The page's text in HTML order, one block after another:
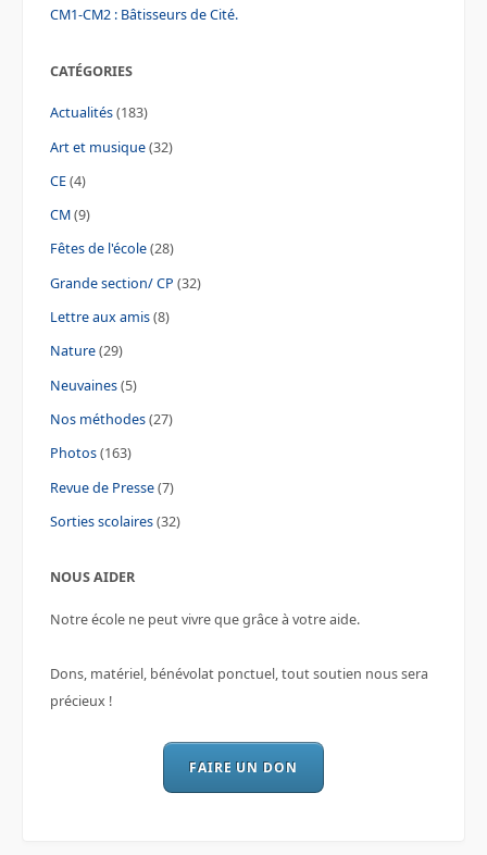
CM1-CM2 : Bâtisseurs de Cité.
CATÉGORIES
Actualités(183)
Art et musique(32)
CE(4)
CM(9)
Fêtes de l'école(28)
Grande section/ CP (32)
Lettre aux amis(8)
Nature(29)
Neuvaines(5)
Nos méthodes(27)
Photos(163)
Revue de Presse(7)
Sorties scolaires(32)
NOUS AIDER
Notre école ne peut vivre que grâce à votre aide.
Dons, matériel, bénévolat ponctuel, tout soutien nous sera
précieux !
FAIRE UN DON